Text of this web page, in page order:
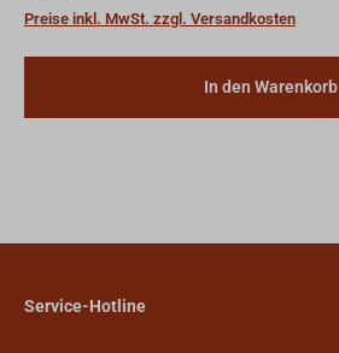
Preise inkl. MwSt. zzgl. Versandkosten
In den Warenkorb
Service-Hotline